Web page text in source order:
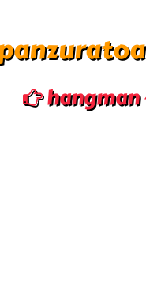
hangman